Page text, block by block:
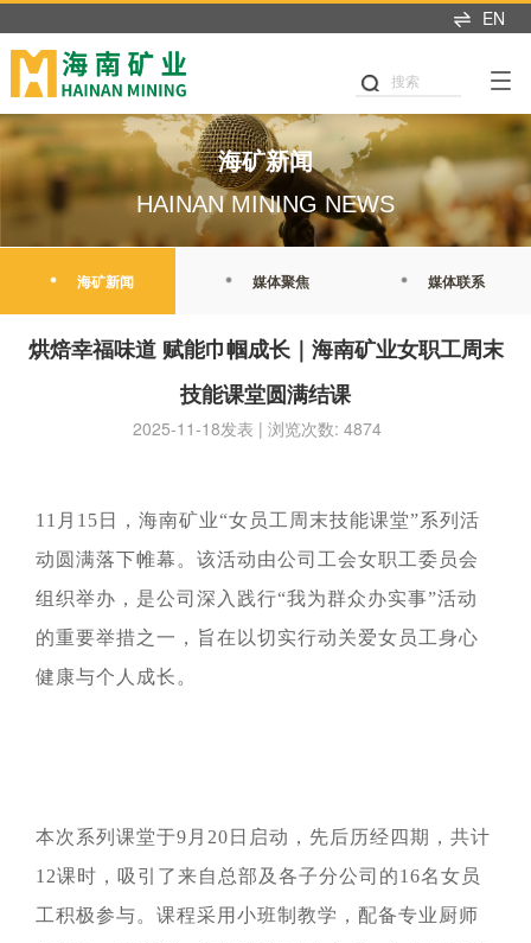
EN
首页
关于我们
董事长致辞
企业简介
发展历程
管理团队
发展战略
海南矿业成立于2007年，
由复星集团与海南海钢集
团共同出资成立，2014年
市（股票代码：
601969）。
探索更多

601969）。
探索更多 
海南矿业成立于2007年，
产业布局
产业布局
铁矿石
石油天然气
新能源
投资"双轮驱动，持续推进
战略转型，目前已完成"铁
矿石+油气+新能源"三大赛
道的产业布局。
我们坚持"产业运营+产业
投资"双轮驱动，持续推进
战略转型，目前已完成"铁
矿石+油气+新能源"三大赛
道的产业布局。
探索更多 
我们坚持"产业运营+产业
探索更多 
可持续发展
可持续发展
党建引领
公司治理
商业道德
环境与生态
职业健康与安全
我们深入践行"根植海南，
面向全球，绿色发展，持
响应"双碳"目标行动，切实
履行企业社会责任，与利
益相关方共享发展成果。
探索更多
履行企业社会责任，与利
投资者中心
投资者关系
业绩交流
信息披露
股市行情
研究报告
联系我们
者的关切问题，增进投资
者对企业价值及经营理念
的认同感，努力构建和谐
者的关切问题，增进投资
及时回应资本市场及投资
者对企业价值及经营理念
的认同感，努力构建和谐
新闻中心
新闻中心
海矿新闻
媒体聚焦
媒体联系
新动态和创新成果的窗
口，致力于与您保持紧密
的联系，感谢您对海南矿
业的关注，期待与您共同
这里是我们与世界分享最
新动态和创新成果的窗
的联系，感谢您对海南矿
业的关注，期待与您共同
探索更多
业的关注，期待与您共同
人才招聘
加入我们
热招职位
职业发展
海矿人
心动力。我们重视团队合
作、开放沟通、持续学习
和个人成长，期待您的加
入，一起开启新的旅程。
人才是推动公司发展的核
心动力。我们重视团队合
作、开放沟通、持续学习
入，一起开启新的旅程。
探索更多 
人才是推动公司发展的核
探索更多 
搜索
海矿新闻
HAINAN MINING NEWS
海矿新闻 媒体聚焦 媒体联系
烘焙幸福味道 赋能巾帼成长｜海南矿业女职工周末
技能课堂圆满结课
2025-11-18发表 | 浏览次数: 4874
11 月 15 日，海南矿业“女员工周末技能课堂”系列活
动圆满落下帷幕。该活动由公司工会女职工委员会
组织举办，是公司深入践行“我为群众办实事”活动
的重要举措之一，旨在以切实行动关爱女员工身心
健康与个人成长。
本次系列课堂于9 月 20 日启动，先后历经四期，共计
12课时，吸引了来自总部及各子分公司的16名女员
工积极参与。课程采用小班制教学，配备专业厨师